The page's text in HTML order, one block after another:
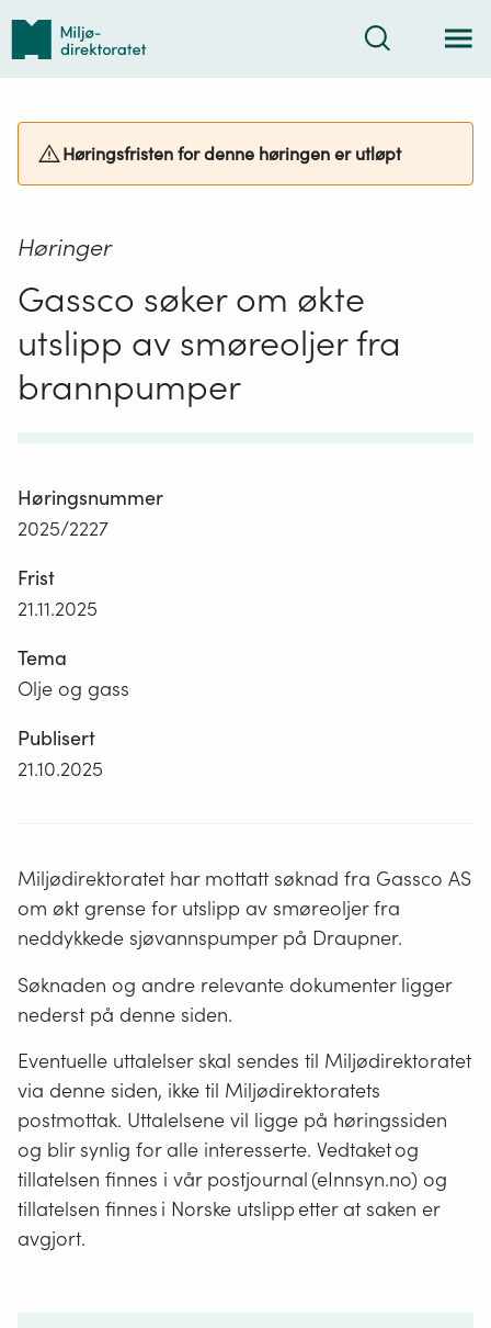
Tilbake
forsiden
Søk
Høringsfristen for denne høringen er utløpt
Høringer
Gassco søker om økte
utslipp av smøreoljer fra
brannpumper
Høringsnummer
2025/2227
Frist
21.11.2025
Tema
Olje og gass
Publisert
21.10.2025
Miljødirektoratet har mottatt søknad fra Gassco AS
om økt grense for utslipp av smøreoljer fra
neddykkede sjøvannspumper på Draupner.
Søknaden og andre relevante dokumenter ligger
nederst på denne siden.
Eventuelle uttalelser skal sendes til Miljødirektoratet
via denne siden, ikke til Miljødirektoratets
postmottak. Uttalelsene vil ligge på høringssiden
og blir synlig for alle interesserte. Vedtaket og
tillatelsen finnes i vår postjournal (eInnsyn.no) og
tillatelsen finnes i Norske utslipp etter at saken er
avgjort.